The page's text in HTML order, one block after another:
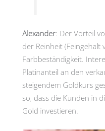
Alexander: Der Vorteil
der Reinheit (Feingehalt
Farbbeständigkeit.
Platinanteil an den
steigendem Goldkurs
so, dass die Kunden in
Gold investieren.